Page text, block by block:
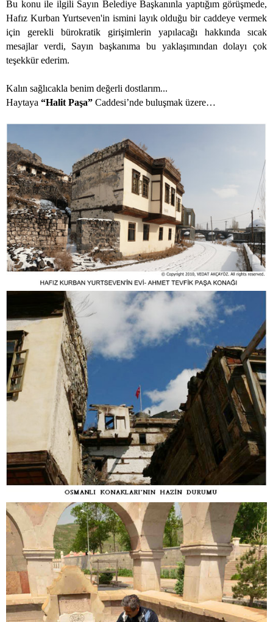
Bu konu ile ilgili Sayın Belediye Başkanınla yaptığım görüşmede,
Hafız Kurban Yurtseven'in ismini layık olduğu bir caddeye vermek
için gerekli bürokratik girişimlerin yapılacağı hakkında sıcak
mesajlar verdi, Sayın başkanıma bu yaklaşımından dolayı çok
teşekkür ederim.
Kalın sağlıcakla benim değerli dostlarım...
Haytaya “Halit Paşa” Caddesi’nde buluşmak üzere…